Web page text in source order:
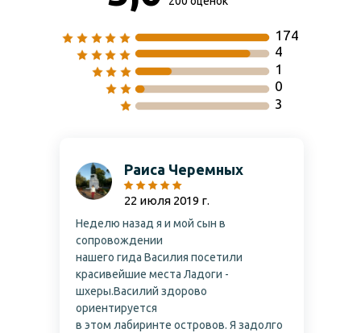
Раиса Черемных
Неделю назад я и мой сын в
сопровождении
нашего гида Василия посетили
красивейшие места Ладоги -
шхеры.Василий здорово
ориентируется
в этом лабиринте островов. Я задолго
22 июля 2019 г.
3
1
4
174
0